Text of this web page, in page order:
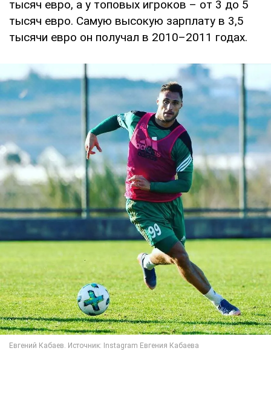
тысяч евро, а у топовых игроков – от 3 до 5
тысяч евро. Самую высокую зарплату в 3,5
тысячи евро он получал в 2010–2011 годах.